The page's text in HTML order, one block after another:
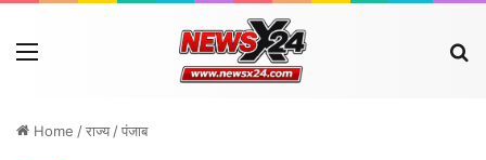
Menu
Home /राज्य /पंजाब